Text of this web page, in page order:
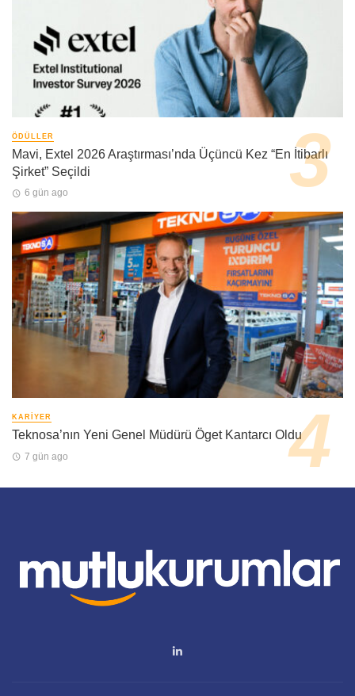
ÖDÜLLER
Mavi, Extel 2026 Araştırması’nda Üçüncü Kez “En İtibarlı
Şirket” Seçildi
6 gün ago
KARIYER
Teknosa’nın Yeni Genel Müdürü Öget Kantarcı Oldu
7 gün ago